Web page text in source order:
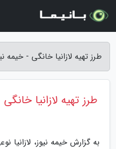
طرز تهیه لازانیا خانگی - خیمه
طرز تهیه لازانیا خانگی
به گزارش خیمه نیوز، لازانیا